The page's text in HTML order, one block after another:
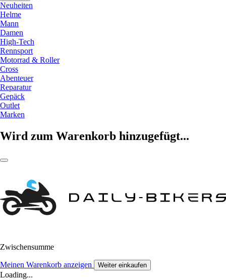
Neuheiten
Helme
Mann
Damen
High-Tech
Rennsport
Motorrad & Roller
Cross
Abenteuer
Reparatur
Gepäck
Outlet
Marken
Wird zum Warenkorb hinzugefügt...
Zwischensumme
Meinen Warenkorb anzeigen Weiter einkaufen
Loading...